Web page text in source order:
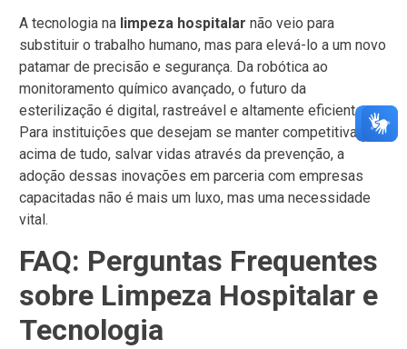
A tecnologia na limpeza hospitalar não veio para
substituir o trabalho humano, mas para elevá-lo a um novo
patamar de precisão e segurança. Da robótica ao
monitoramento químico avançado, o futuro da
esterilização é digital, rastreável e altamente eficiente.
Para instituições que desejam se manter competitivas e,
acima de tudo, salvar vidas através da prevenção, a
adoção dessas inovações em parceria com empresas
capacitadas não é mais um luxo, mas uma necessidade
vital.
FAQ: Perguntas Frequentes
sobre Limpeza Hospitalar e
Tecnologia